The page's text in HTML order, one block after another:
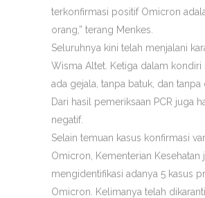
terkonfirmasi positif Omicron
orang,” terang Menkes.
Seluruhnya kini telah menjalani
Wisma Altet. Ketiga dalam kondiri
ada gejala, tanpa batuk, dan tanpa
Dari hasil pemeriksaan PCR juga
negatif.
Selain temuan kasus konfirmasi
Omicron, Kementerian Kesehatan
mengidentifikasi adanya 5 kasus
Omicron. Kelimanya telah